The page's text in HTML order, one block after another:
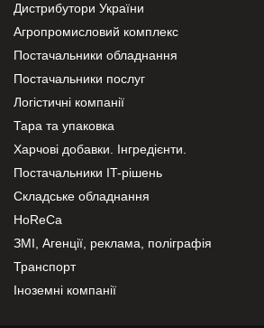
Дистрибутори України
Агропромисловий комплекс
Постачальники обладнання
Постачальники послуг
Логістичні компанії
Тара та упаковка
Харчові добавки. Інгредієнти.
Постачальники IT-рішень
Складське обладнання
HoReCa
ЗМІ, Агенції, реклама, поліграфія
Транспорт
Іноземні компанії